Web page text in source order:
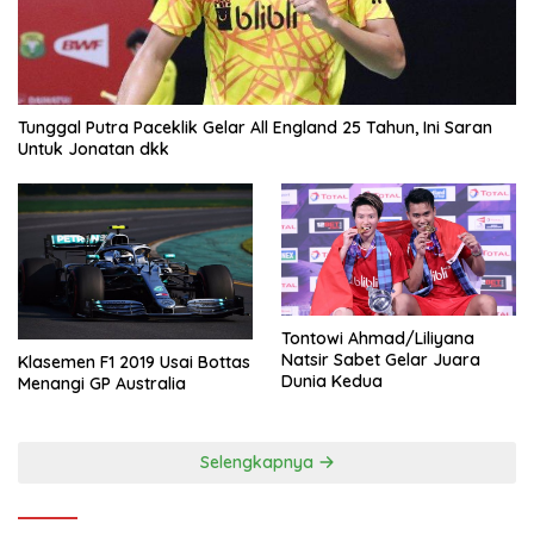
Tunggal Putra Paceklik Gelar All England 25 Tahun, Ini Saran
Untuk Jonatan dkk
Klasemen F1 2019 Usai Bottas
Menangi GP Australia
Tontowi Ahmad/Liliyana
Natsir Sabet Gelar Juara
Dunia Kedua
Selengkapnya